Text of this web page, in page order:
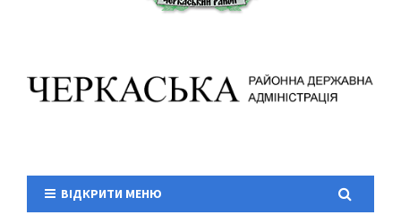
ВІДКРИТИ МЕНЮ